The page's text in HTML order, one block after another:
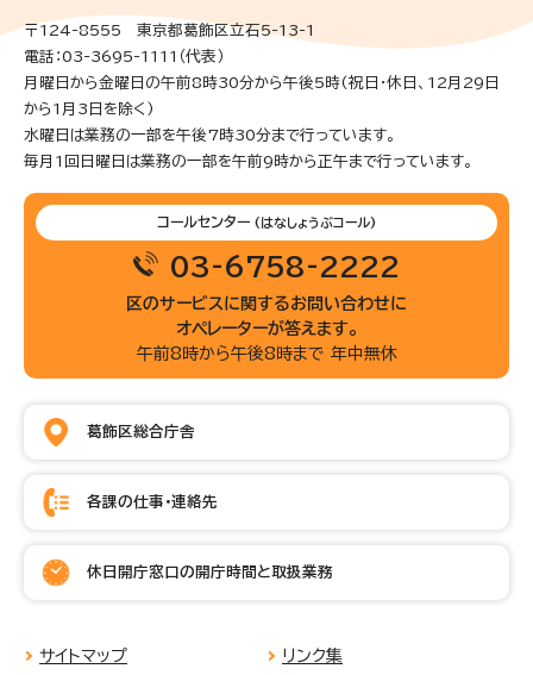
〒124-8555 東京都葛飾区立石5-13-1
電話：03-3695-1111（代表）
月曜日から金曜日の午前8時30分から午後5時(祝日・休日、12月29日
から1月3日を除く)
水曜日は業務の一部を午後7時30分まで行っています。
毎月1回日曜日は業務の一部を午前9時から正午まで行っています。
コールセンター (はなしょうぶコール)
03-6758-2222
区のサービスに関するお問い合わせに
オペレーターが答えます。
午前8時から午後8時まで 年中無休
葛飾区総合庁舎
各課の仕事・連絡先
休日開庁窓口の開庁時間と取扱業務
サイトマップ リンク集